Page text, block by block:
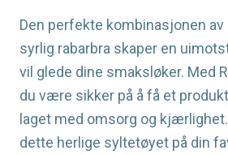
Den perfekte kombinasjonen
syrlig rabarbra skaper en
vil glede dine smaksløker. Med
du være sikker på å få et
laget med omsorg og
dette herlige syltetøyet på din